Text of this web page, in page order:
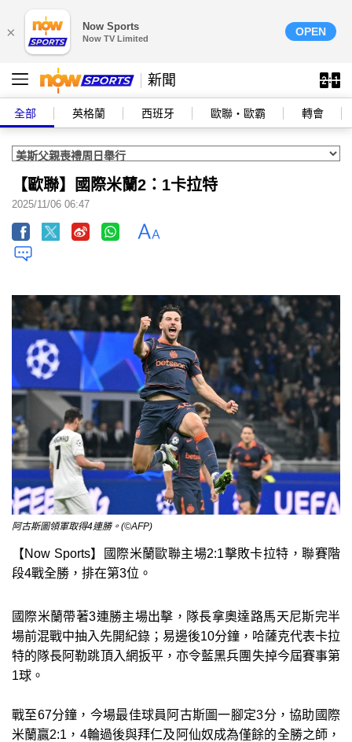
× Now Sports
Now TV Limited
OPEN
新聞
全部 英格蘭 西班牙 歐聯‧歐霸 轉會
【歐聯】國際米蘭2：1卡拉特
2025/11/06 06:47
阿古斯圖領軍取得4連勝。(©AFP)
【Now Sports】國際米蘭歐聯主場2:1擊敗卡拉特，聯賽階
段4戰全勝，排在第3位。
國際米蘭帶著3連勝主場出擊，隊長拿奧達路馬天尼斯完半
場前混戰中抽入先開紀錄；易邊後10分鐘，哈薩克代表卡拉
特的隊長阿勒跳頂入網扳平，亦令藍黑兵團失掉今屆賽事第
1球。
戰至67分鐘，今場最佳球員阿古斯圖一腳定3分，協助國際
米蘭贏2:1，4輪過後與拜仁及阿仙奴成為僅餘的全勝之師，